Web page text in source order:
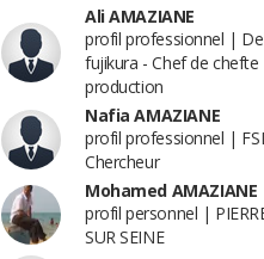
Ali AMAZIANE
profil professionnel |
fujikura - Chef de chefte
production
Nafia AMAZIANE
profil professionnel |
Chercheur
Mohamed AMAZIANE
profil personnel |
SUR SEINE